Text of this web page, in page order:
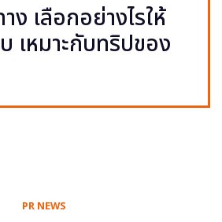
ง เลือกอย่างไรให้
เหมาะกับทริปของ
PR NEWS